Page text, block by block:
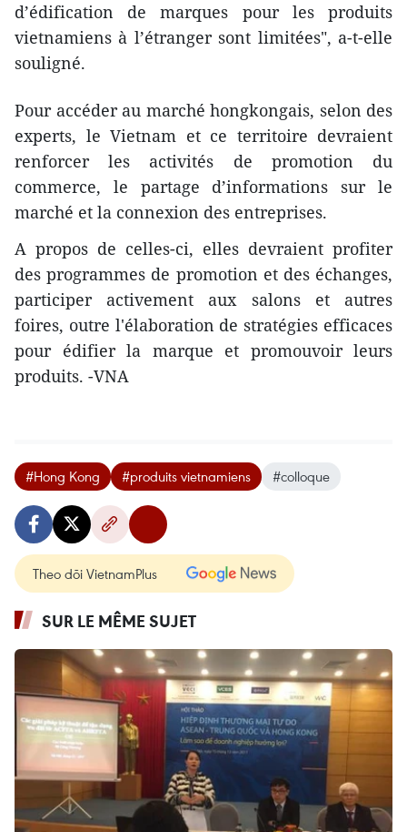
d’édification de marques pour les produits
vietnamiens à l’étranger sont limitées", a-t-elle
souligné.
Pour accéder au marché hongkongais, selon des
experts, le Vietnam et ce territoire devraient
renforcer les activités de promotion du
commerce, le partage d’informations sur le
marché et la connexion des entreprises.
A propos de celles-ci, elles devraient profiter
des programmes de promotion et des échanges,
participer activement aux salons et autres
foires, outre l'élaboration de stratégies efficaces
pour édifier la marque et promouvoir leurs
produits. -VNA
#Hong Kong #produits vietnamiens #colloque
Theo dõi VietnamPlus
SUR LE MÊME SUJET